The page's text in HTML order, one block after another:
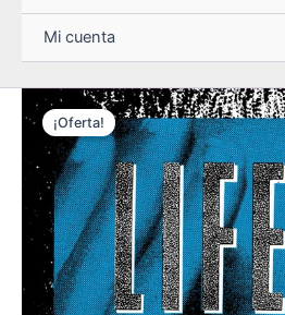
Mi cuenta
¡Oferta!